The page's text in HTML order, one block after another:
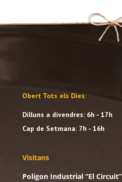
Obert Tots els Dies:
Dilluns a divendres: 6h - 17h
Cap de Setmana: 7h - 16h
Visitans
Polígon Industrial “El Circuit”